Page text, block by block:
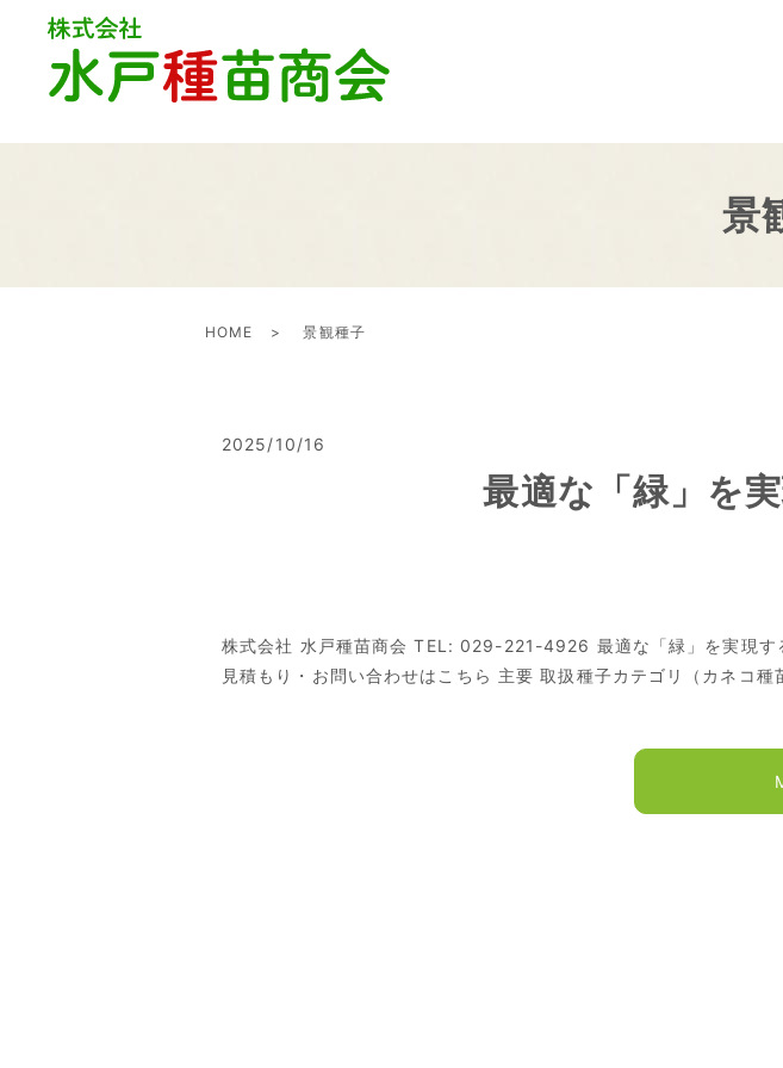
景
HOME 景観種子
2025/10/16
最適な「緑」を
株式会社 水戸種苗商会 TEL: 029-221-4926 最適な「緑」を実現す
見積もり・お問い合わせはこちら 主要 取扱種子カテゴリ（カネコ